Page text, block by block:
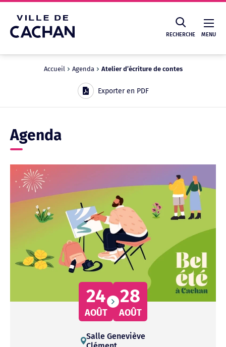
RECHERCHE MENU
Recherche
Accueil Agenda Atelier d’écriture de contes
Exporter en PDF
Agenda
24
AOÛT
28
AOÛT
Salle Geneviève
Cookies management panel